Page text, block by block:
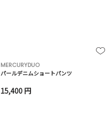
MERCURYDUO
パールデニムショートパンツ
15,400 円